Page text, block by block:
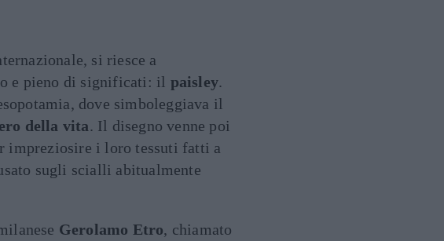
si riesce a
e pieno di significati: il paisley.
dove simboleggiava il
della vita. Il disegno venne poi
impreziosire i loro tessuti fatti a
sugli scialli abitualmente
Gerolamo Etro, chiamato